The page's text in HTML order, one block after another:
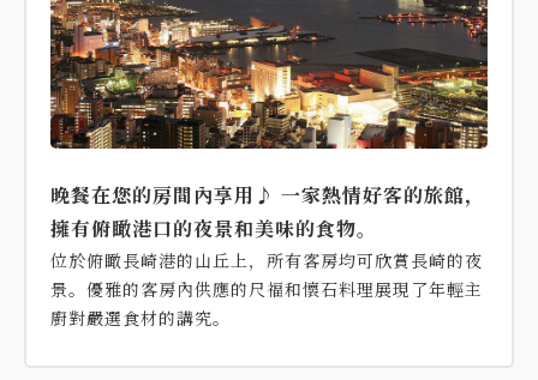
晚餐在您的房間內享用♪ 一家熱情好客的旅館，
擁有俯瞰港口的夜景和美味的食物。
位於俯瞰長崎港的山丘上，所有客房均可欣賞長崎的夜
景。優雅的客房內供應的尺福和懷石料理展現了年輕主
廚對嚴選食材的講究。